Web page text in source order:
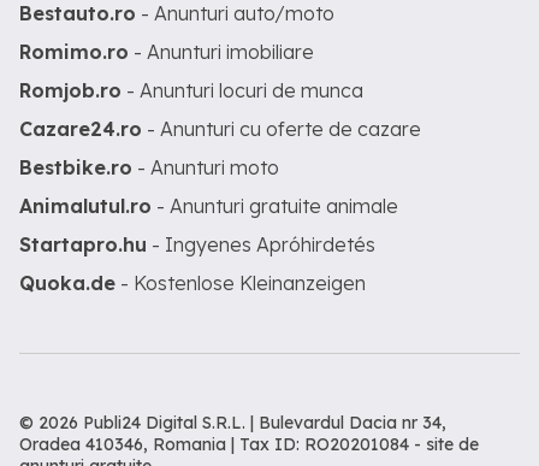
Bestauto.ro - Anunturi auto/moto
Romimo.ro - Anunturi imobiliare
Romjob.ro - Anunturi locuri de munca
Cazare24.ro - Anunturi cu oferte de cazare
Bestbike.ro - Anunturi moto
Animalutul.ro - Anunturi gratuite animale
Startapro.hu - Ingyenes Apróhirdetés
Quoka.de - Kostenlose Kleinanzeigen
© 2026 Publi24 Digital S.R.L. | Bulevardul Dacia nr 34,
Oradea 410346, Romania | Tax ID: RO20201084 - site de